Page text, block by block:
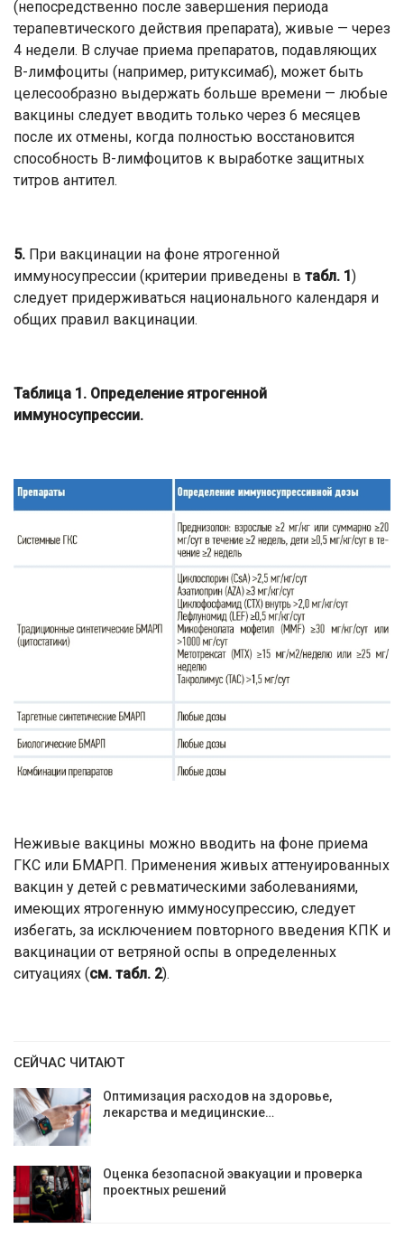
(непосредственно после завершения периода
терапевтического действия препарата), живые — через
4 недели. В случае приема препаратов, подавляющих
В-лимфоциты (например, ритуксимаб), может быть
целесообразно выдержать больше времени — любые
вакцины следует вводить только через 6 месяцев
после их отмены, когда полностью восстановится
способность B-лимфоцитов к выработке защитных
титров антител.
5. При вакцинации на фоне ятрогенной
иммуносупрессии (критерии приведены в табл. 1)
следует придерживаться национального календаря и
общих правил вакцинации.
Таблица 1. Определение ятрогенной
иммуносупрессии.
Неживые вакцины можно вводить на фоне приема
ГКС или БМАРП. Применения живых аттенуированных
вакцин у детей с ревматическими заболеваниями,
имеющих ятрогенную иммуносупрессию, следует
избегать, за исключением повторного введения КПК и
вакцинации от ветряной оспы в определенных
ситуациях (см. табл. 2).
СЕЙЧАС ЧИТАЮТ
Оптимизация расходов на здоровье,
лекарства и медицинские…
Оценка безопасной эвакуации и проверка
проектных решений